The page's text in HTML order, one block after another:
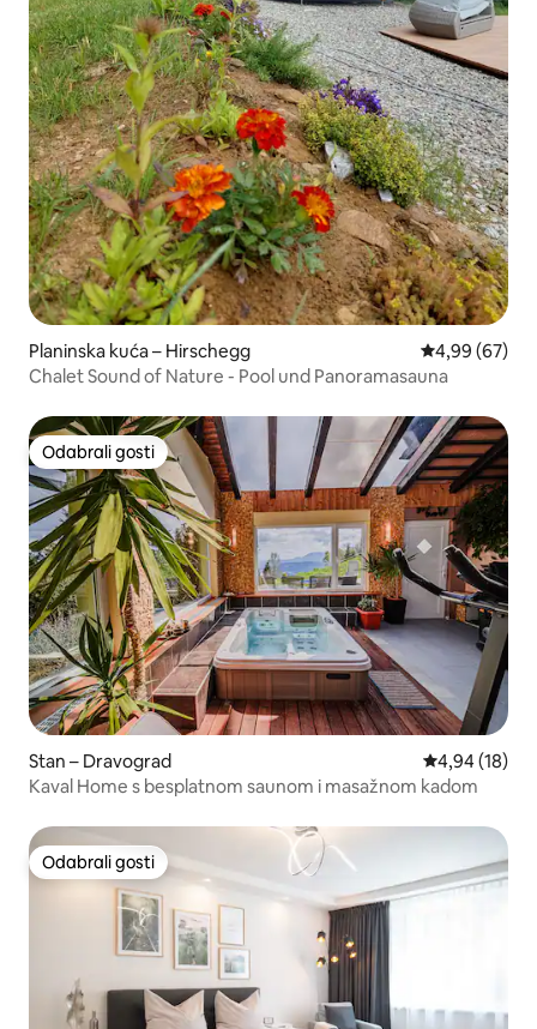
Planinska kuća – Hirschegg Prosječna
4,99 (67)
Chalet Sound of Nature - Pool und Panoramasauna
Odabrali gosti
Odabrali gosti
Stan – Dravograd Prosječna
4,94 (18)
Kaval Home s besplatnom saunom i masažnom kadom
Odabrali gosti
Odabrali gosti